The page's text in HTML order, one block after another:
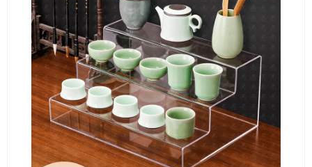
网店地址:
http://xybp.tmall.com http://wzxybp.1688.com
QQ邮箱
xybp@qq.com